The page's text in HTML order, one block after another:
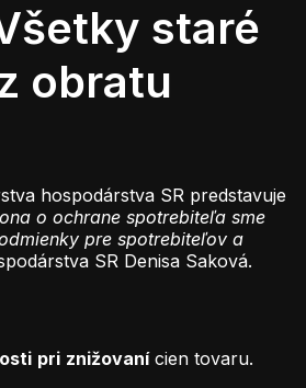
staré
obratu
hospodárstva SR predstavuje
o ochrane spotrebiteľa sme
pre spotrebiteľov a
SR Denisa Saková.
pri znižovanícien tovaru.